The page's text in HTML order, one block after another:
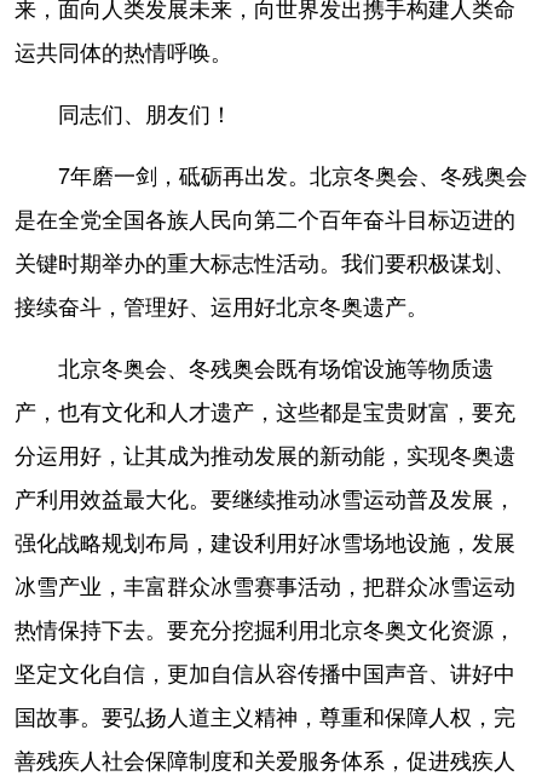
来，面向人类发展未来，向世界发出携手构建人类命
运共同体的热情呼唤。
同志们、朋友们！
7年磨一剑，砥砺再出发。北京冬奥会、冬残奥会
是在全党全国各族人民向第二个百年奋斗目标迈进的
关键时期举办的重大标志性活动。我们要积极谋划、
接续奋斗，管理好、运用好北京冬奥遗产。
北京冬奥会、冬残奥会既有场馆设施等物质遗
产，也有文化和人才遗产，这些都是宝贵财富，要充
分运用好，让其成为推动发展的新动能，实现冬奥遗
产利用效益最大化。要继续推动冰雪运动普及发展，
强化战略规划布局，建设利用好冰雪场地设施，发展
冰雪产业，丰富群众冰雪赛事活动，把群众冰雪运动
热情保持下去。要充分挖掘利用北京冬奥文化资源，
坚定文化自信，更加自信从容传播中国声音、讲好中
国故事。要弘扬人道主义精神，尊重和保障人权，完
善残疾人社会保障制度和关爱服务体系，促进残疾人